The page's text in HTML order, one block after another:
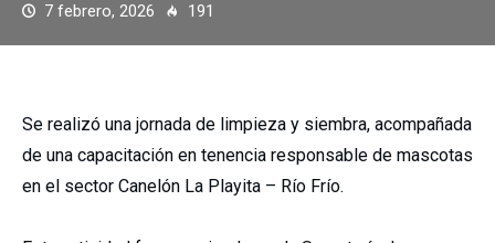
7 febrero, 2026 191
Se realizó una jornada de limpieza y siembra, acompañada
de una capacitación en tenencia responsable de mascotas
en el sector Canelón La Playita – Río Frío.